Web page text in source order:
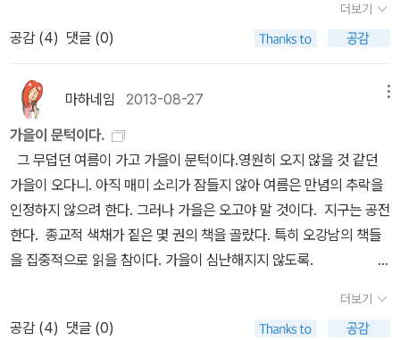
결국 파리의 아파트 한국어 본을 국제 배송시켜 재밌게 읽었다. 이후
매년 연례 행사처럼 출간되는 기욤 뮈소의 책들을 나오는 대로 따라
읽고 있다는 파리의 아파트('17), 아가씨와 밤('18), 작가들의 비밀스
러운 삶('19) 인생은 소설이다('20)센강의 이름모를 여인('21..한국어
는 22년 1월) 아, 벌써 다섯권째.작가 파리 6구 출신이라 책의 배경이
낯설지 않기도 하고, 작가나 예술가들의 주인공이어서 어떤 친밀
감?!)이 있어서 노스탤지어를 자극하는 책 읽기. 올해는 무슨 책을 낼
지 궁금하다. 외국에 사는 옛 동네 친구가 매년 한번 귀국해서 어느 주
말 한나절을 같이 보내는 느낌? 아니면 일년에 한번 예전 살았던 동
네 친구 만나러 파리 가는 느낌? 하여간 즐겁다. 천주의 어린 양, 세
상의 죄를 없애이는 이여 우리를 불쌍히 여기소서. 주 예수 그리스도
제게 자비를 배프소서 1차 세계 대전 독일군 장교였던 에른스트 윙거
의 회고록 성격의 소설.감정을 절제한 차가운 서술이 외려 전쟁의 참
더보기
공감 (4) 댓글 (0)
마하네임 2013-08-27
가을이 문턱이다.
그 무덥던 여름이 가고 가을이 문턱이다.영원히 오지 않을 것 같던
가을이 오다니. 아직 매미 소리가 잠들지 않아 여름은 만념의 추락을
인정하지 않으려 한다. 그러나 가을은 오고야 말 것이다. 지구는 공전
한다. 종교적 색채가 짙은 몇 권의 책을 골랐다. 특히 오강남의 책들
을 집중적으로 읽을 참이다. 가을이 심난해지지 않도록.
더보기
공감 (4) 댓글 (0)